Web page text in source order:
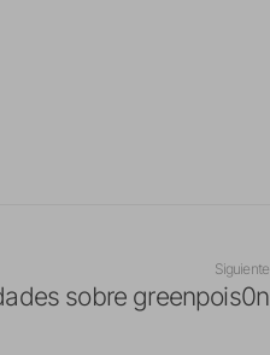
Siguiente
sobre greenpois0n